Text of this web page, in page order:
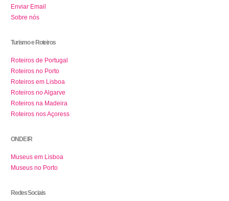
Enviar Email
Sobre nós
Turismo e Roteiros
Roteiros de Portugal
Roteiros no Porto
Roteiros em Lisboa
Roteiros no Algarve
Roteiros na Madeira
Roteiros nos Açoress
ONDE IR
Museus em Lisboa
Museus no Porto
Redes Sociais